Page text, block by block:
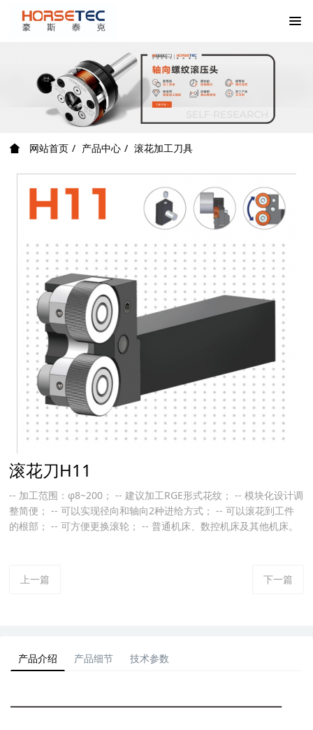
网站首页 产品中心 滚花加工刀具
滚花刀H11
-- 加工范围：φ8~200； -- 建议加工RGE形式花纹； -- 模块化设计调
整简便； -- 可以实现径向和轴向2种进给方式； -- 可以滚花到工件
的根部； -- 可方便更换滚轮； -- 普通机床、数控机床及其他机床。
上一篇 下一篇
产品介绍 产品细节 技术参数